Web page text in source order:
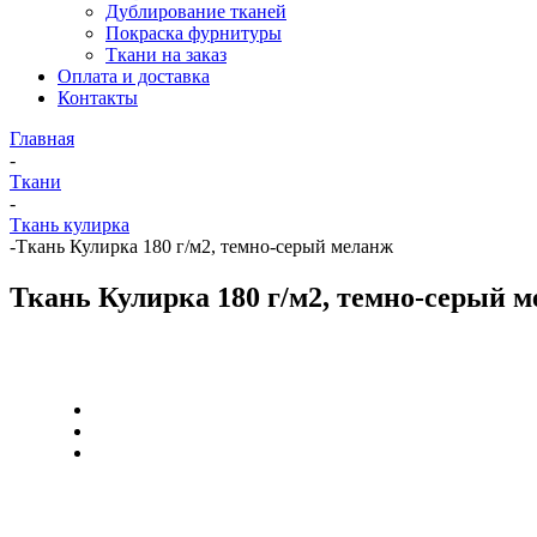
Дублирование тканей
Покраска фурнитуры
Ткани на заказ
Оплата и доставка
Контакты
Главная
-
Ткани
-
Ткань кулирка
-Ткань Кулирка 180 г/м2, темно-серый меланж
Ткань Кулирка 180 г/м2, темно-серый